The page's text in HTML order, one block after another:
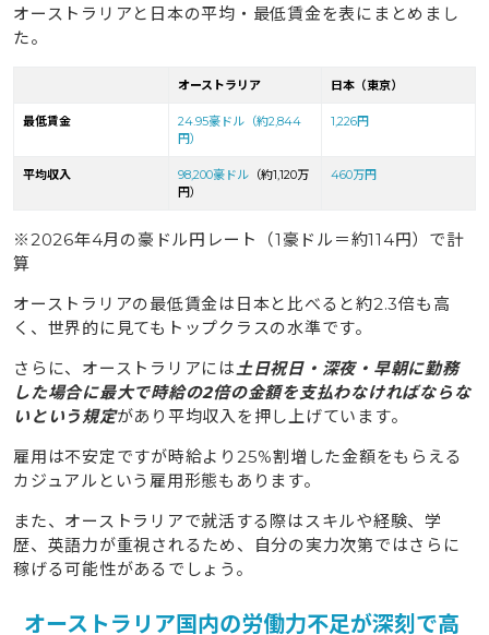
オーストラリアと日本の平均・最低賃金を表にまとめまし
た。
オーストラリア 日本（東京）
最低賃金 24.95豪ドル （約2,844
円）
1,226円
平均収入 98,200豪ドル （約1,120万
円）
460万円
※2026年4月の豪ドル円レート（1豪ドル＝約114円）で計
算
オーストラリアの最低賃金は日本と比べると約2.3倍も高
く、世界的に見てもトップクラスの水準です。
さらに、オーストラリアには土日祝日・深夜・早朝に勤務
した場合に最大で時給の2倍の金額を支払わなければならな
いという規定があり平均収入を押し上げています。
雇用は不安定ですが時給より25%割増した金額をもらえる
カジュアルという雇用形態もあります。
また、オーストラリアで就活する際はスキルや経験、学
歴、英語力が重視されるため、自分の実力次第ではさらに
稼げる可能性があるでしょう。
オーストラリア国内の労働力不足が深刻で高